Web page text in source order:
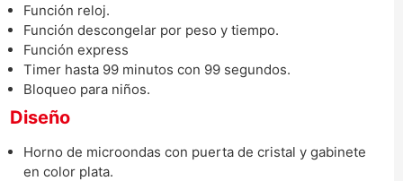
Función reloj.
Función descongelar por peso y tiempo.
Función express
Timer hasta 99 minutos con 99 segundos.
Bloqueo para niños.
Diseño
Horno de microondas con puerta de cristal y gabinete
en color plata.